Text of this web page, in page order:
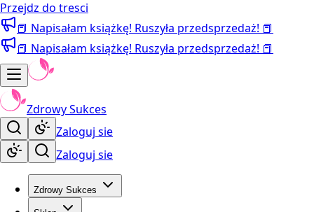
Przejdz do tresci
📕 Napisałam książkę! Ruszyła przedsprzedaż! 📕
📕 Napisałam książkę! Ruszyła przedsprzedaż! 📕
Zdrowy Sukces
Zaloguj sie
Zaloguj sie
Zdrowy Sukces